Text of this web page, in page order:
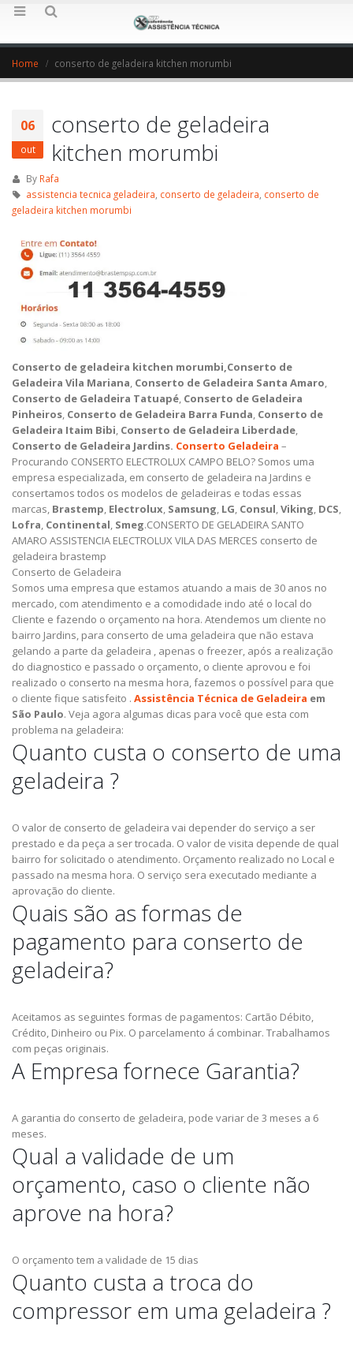
Home conserto de geladeira kitchen morumbi
06
out
conserto de geladeira
kitchen morumbi
By Rafa
assistencia tecnica geladeira conserto de geladeira conserto de
geladeira kitchen morumbi
Conserto de geladeira kitchen morumbi,Conserto de
Geladeira Vila Mariana, Conserto de Geladeira Santa Amaro,
Conserto de Geladeira Tatuapé, Conserto de Geladeira
Pinheiros, Conserto de Geladeira Barra Funda, Conserto de
Geladeira Itaim Bibi, Conserto de Geladeira Liberdade,
Conserto de Geladeira Jardins. Conserto Geladeira –
Procurando CONSERTO ELECTROLUX CAMPO BELO? Somos uma
empresa especializada, em conserto de geladeira na Jardins e
consertamos todos os modelos de geladeiras e todas essas
marcas, Brastemp, Electrolux, Samsung, LG, Consul,Viking, DCS,
Lofra, Continental, Smeg.CONSERTO DE GELADEIRA SANTO
AMARO ASSISTENCIA ELECTROLUX VILA DAS MERCES conserto de
geladeira brastemp
Conserto de Geladeira
Somos uma empresa que estamos atuando a mais de 30 anos no
mercado, com atendimento e a comodidade indo até o local do
Cliente e fazendo o orçamento na hora. Atendemos um cliente no
bairro Jardins, para conserto de uma geladeira que não estava
gelando a parte da geladeira , apenas o freezer, após a realização
do diagnostico e passado o orçamento, o cliente aprovou e foi
realizado o conserto na mesma hora, fazemos o possível para que
o cliente fique satisfeito . Assistência Técnica de Geladeira em
São Paulo. Veja agora algumas dicas para você que esta com
problema na geladeira:
Quanto custa o conserto de uma
geladeira ?
O valor de conserto de geladeira vai depender do serviço a ser
prestado e da peça a ser trocada. O valor de visita depende de qual
bairro for solicitado o atendimento. Orçamento realizado no Local e
passado na mesma hora. O serviço sera executado mediante a
aprovação do cliente.
Quais são as formas de
pagamento para conserto de
geladeira?
Aceitamos as seguintes formas de pagamentos: Cartão Débito,
Crédito, Dinheiro ou Pix. O parcelamento á combinar. Trabalhamos
com peças originais.
A Empresa fornece Garantia?
A garantia do conserto de geladeira, pode variar de 3 meses a 6
meses.
Qual a validade de um
orçamento, caso o cliente não
aprove na hora?
O orçamento tem a validade de 15 dias
Quanto custa a troca do
compressor em uma geladeira ?